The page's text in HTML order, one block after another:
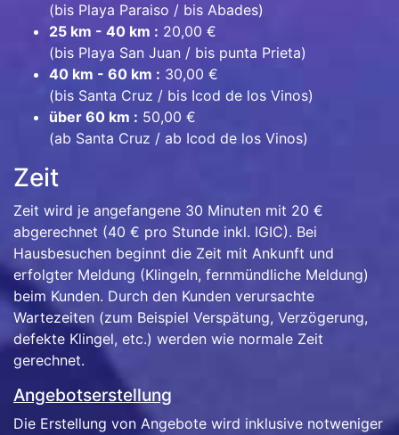
(bis Playa Paraiso / bis Abades)
25 km - 40 km : 20,00 €
(bis Playa San Juan / bis punta Prieta)
40 km - 60 km : 30,00 €
(bis Santa Cruz / bis Icod de los Vinos)
über 60 km : 50,00 €
(ab Santa Cruz / ab Icod de los Vinos)
Zeit
Zeit wird je angefangene 30 Minuten mit 20 €
abgerechnet (40 € pro Stunde inkl. IGIC). Bei
Hausbesuchen beginnt die Zeit mit Ankunft und
erfolgter Meldung (Klingeln, fernmündliche Meldung)
beim Kunden. Durch den Kunden verursachte
Wartezeiten (zum Beispiel Verspätung, Verzögerung,
defekte Klingel, etc.) werden wie normale Zeit
gerechnet.
Angebotserstellung
Die Erstellung von Angebote wird inklusive notweniger